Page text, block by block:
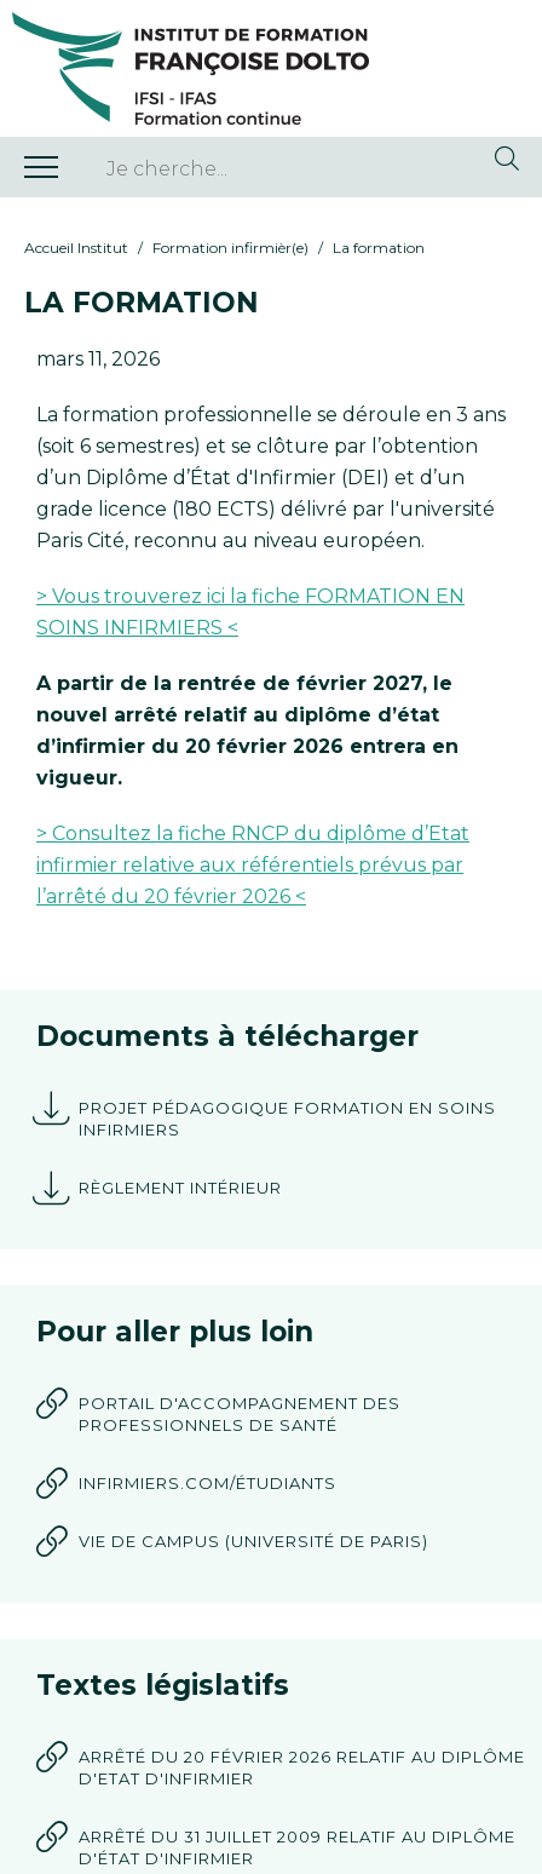
Accueil Institut Formation infirmièr(e) La formation
LA FORMATION
mars 11, 2026
La formation professionnelle se déroule en 3 ans
(soit 6 semestres) et se clôture par l’obtention
d’un Diplôme d’État d'Infirmier (DEI) et d’un
grade licence (180 ECTS) délivré par l'université
Paris Cité, reconnu au niveau européen.
> Vous trouverez ici la fiche FORMATION EN
SOINS INFIRMIERS <
A partir de la rentrée de février 2027, le
nouvel arrêté relatif au diplôme d’état
d’infirmier du 20 février 2026 entrera en
vigueur.
> Consultez la fiche RNCP du diplôme d’Etat
infirmier relative aux référentiels prévus par
l’arrêté du 20 février 2026 <
Documents à télécharger
PROJET PÉDAGOGIQUE FORMATION EN SOINS
INFIRMIERS
RÈGLEMENT INTÉRIEUR
Pour aller plus loin
PORTAIL D'ACCOMPAGNEMENT DES
PROFESSIONNELS DE SANTÉ
INFIRMIERS.COM/ÉTUDIANTS
VIE DE CAMPUS (UNIVERSITÉ DE PARIS)
Textes législatifs
ARRÊTÉ DU 20 FÉVRIER 2026 RELATIF AU DIPLÔME
D'ETAT D'INFIRMIER
ARRÊTÉ DU 31 JUILLET 2009 RELATIF AU DIPLÔME
D'ÉTAT D'INFIRMIER